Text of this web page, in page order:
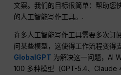
文案。我们的目标很简单：帮助您
的人工智能写作工具。.
许多人工智能写作工具需要多次订
问某些模型，这使得工作流程变得
GlobalGPT 为解决这一问题，AI
100 多种模型（GPT-5.4、Claude